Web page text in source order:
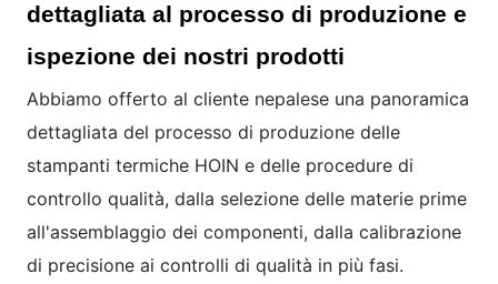
dettagliata al processo di produzione e
ispezione dei nostri prodotti
Abbiamo offerto al cliente nepalese una panoramica
dettagliata del processo di produzione delle
stampanti termiche HOIN e delle procedure di
controllo qualità, dalla selezione delle materie prime
all'assemblaggio dei componenti, dalla calibrazione
di precisione ai controlli di qualità in più fasi.